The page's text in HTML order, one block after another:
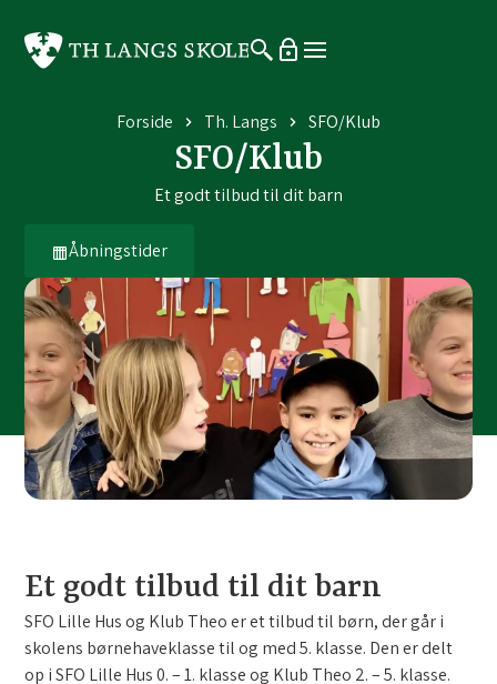
Forside Th. Langs SFO/Klub
SFO/Klub
Et godt tilbud til dit barn
Åbningstider
Et godt tilbud til dit barn
SFO Lille Hus og Klub Theo er et tilbud til børn, der går i
skolens børnehaveklasse til og med 5. klasse. Den er delt
op i SFO Lille Hus 0. – 1. klasse og Klub Theo 2. – 5. klasse.